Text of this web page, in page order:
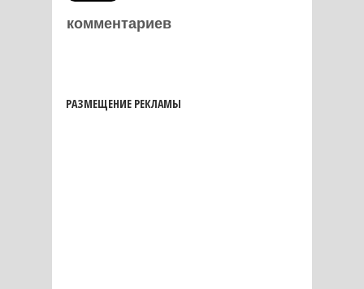
комментариев
РАЗМЕЩЕНИЕ РЕКЛАМЫ